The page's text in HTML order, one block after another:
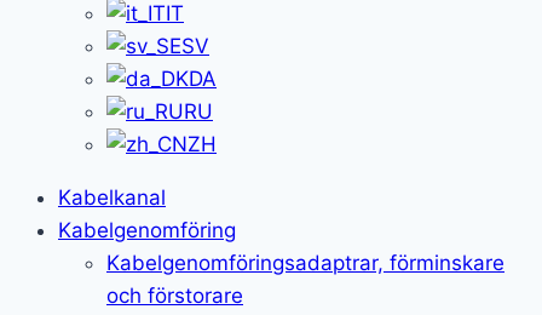
IT
SV
DA
RU
ZH
Kabelkanal
Kabelgenomföring
Kabelgenomföringsadaptrar, förminskare
och förstorare